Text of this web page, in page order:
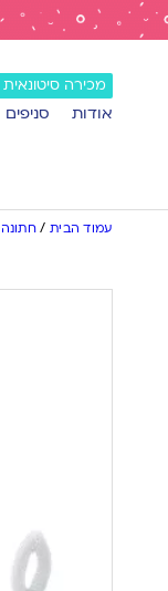
מכירה סיטונאית
אודות סניפים
עמוד הבית / חתונה